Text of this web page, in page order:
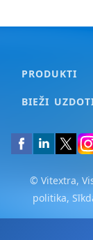
PRODUKTI
BIEŽI
© Vitextra,
politika,